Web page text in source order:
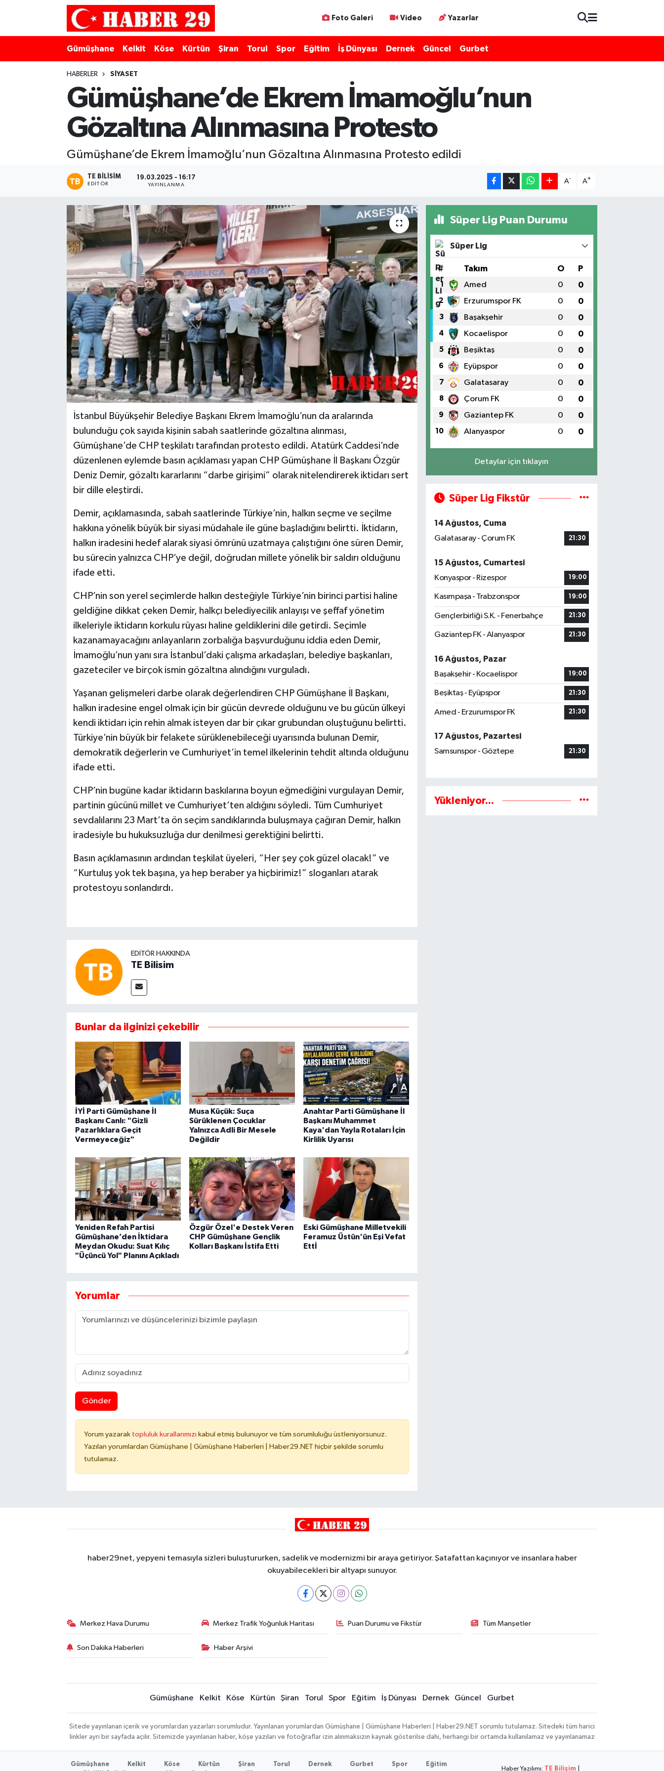
Foto Galeri Video Yazarlar
Gümüşhane Kelkit Köse Kürtün Şiran Torul Spor Eğitim İş Dünyası Dernek Güncel Gurbet
HABERLER SIYASET
Gümüşhane’de Ekrem İmamoğlu’nun
Gözaltına Alınmasına Protesto
Gümüşhane’de Ekrem İmamoğlu’nun Gözaltına Alınmasına Protesto edildi
TE BILISIM
EDITÖR
19.03.2025 - 16:17
YAYINLANMA
A- A+
İstanbul Büyükşehir Belediye Başkanı Ekrem İmamoğlu’nun da aralarında
bulunduğu çok sayıda kişinin sabah saatlerinde gözaltına alınması,
Gümüşhane’de CHP teşkilatı tarafından protesto edildi. Atatürk Caddesi’nde
düzenlenen eylemde basın açıklaması yapan CHP Gümüşhane İl Başkanı Özgür
Deniz Demir, gözaltı kararlarını “darbe girişimi” olarak nitelendirerek iktidarı sert
bir dille eleştirdi.
Demir, açıklamasında, sabah saatlerinde Türkiye’nin, halkın seçme ve seçilme
hakkına yönelik büyük bir siyasi müdahale ile güne başladığını belirtti. İktidarın,
halkın iradesini hedef alarak siyasi ömrünü uzatmaya çalıştığını öne süren Demir,
bu sürecin yalnızca CHP’ye değil, doğrudan millete yönelik bir saldırı olduğunu
ifade etti.
CHP’nin son yerel seçimlerde halkın desteğiyle Türkiye’nin birinci partisi haline
geldiğine dikkat çeken Demir, halkçı belediyecilik anlayışı ve şeffaf yönetim
ilkeleriyle iktidarın korkulu rüyası haline geldiklerini dile getirdi. Seçimle
kazanamayacağını anlayanların zorbalığa başvurduğunu iddia eden Demir,
İmamoğlu’nun yanı sıra İstanbul’daki çalışma arkadaşları, belediye başkanları,
gazeteciler ve birçok ismin gözaltına alındığını vurguladı.
Yaşanan gelişmeleri darbe olarak değerlendiren CHP Gümüşhane İl Başkanı,
halkın iradesine engel olmak için bir gücün devrede olduğunu ve bu gücün ülkeyi
kendi iktidarı için rehin almak isteyen dar bir çıkar grubundan oluştuğunu belirtti.
Türkiye’nin büyük bir felakete sürüklenebileceği uyarısında bulunan Demir,
demokratik değerlerin ve Cumhuriyet’in temel ilkelerinin tehdit altında olduğunu
ifade etti.
CHP’nin bugüne kadar iktidarın baskılarına boyun eğmediğini vurgulayan Demir,
partinin gücünü millet ve Cumhuriyet’ten aldığını söyledi. Tüm Cumhuriyet
sevdalılarını 23 Mart’ta ön seçim sandıklarında buluşmaya çağıran Demir, halkın
iradesiyle bu hukuksuzluğa dur denilmesi gerektiğini belirtti.
Basın açıklamasının ardından teşkilat üyeleri, “Her şey çok güzel olacak!” ve
“Kurtuluş yok tek başına, ya hep beraber ya hiçbirimiz!” sloganları atarak
protestoyu sonlandırdı.
EDITÖR HAKKINDA
TE Bilisim
Bunlar da ilginizi çekebilir
İYİ Parti Gümüşhane İl
Başkanı Canlı: "Gizli
Pazarlıklara Geçit
Vermeyeceğiz"
Musa Küçük: Suça
Sürüklenen Çocuklar
Yalnızca Adli Bir Mesele
Değildir
Anahtar Parti Gümüşhane İl
Başkanı Muhammet
Kaya'dan Yayla Rotaları İçin
Kirlilik Uyarısı
Yeniden Refah Partisi
Gümüşhane’den İktidara
Meydan Okudu: Suat Kılıç
"Üçüncü Yol" Planını Açıkladı
Özgür Özel'e Destek Veren
CHP Gümüşhane Gençlik
Kolları Başkanı İstifa Etti
Eski Gümüşhane Milletvekili
Feramuz Üstün'ün Eşi Vefat
Ettİ
Yorumlar
Gönder
Yorum yazarak topluluk kurallarımızı kabul etmiş bulunuyor ve tüm sorumluluğu üstleniyorsunuz.
Yazılan yorumlardan Gümüşhane | Gümüşhane Haberleri | Haber29.NET hiçbir şekilde sorumlu
tutulamaz.
Süper Lig Puan Durumu
Süper Lig
# Takım O P
1 Amed 0 0
2 Erzurumspor FK 0 0
3 Başakşehir 0 0
4 Kocaelispor 0 0
5 Beşiktaş 0 0
6 Eyüpspor 0 0
7 Galatasaray 0 0
8 Çorum FK 0 0
9 Gaziantep FK 0 0
10 Alanyaspor 0 0
Detaylar için tıklayın
Süper Lig Fikstür
14 Ağustos, Cuma
Galatasaray - Çorum FK
21:30
15 Ağustos, Cumartesi
Konyaspor - Rizespor
19:00
Kasımpaşa - Trabzonspor 19:00
Gençlerbirliği S.K. - Fenerbahçe 21:30
Gaziantep FK - Alanyaspor 21:30
16 Ağustos, Pazar
Başakşehir - Kocaelispor
19:00
Beşiktaş - Eyüpspor 21:30
Amed - Erzurumspor FK 21:30
17 Ağustos, Pazartesi
Samsunspor - Göztepe
21:30
Yükleniyor...
haber29net, yepyeni temasıyla sizleri buluştururken, sadelik ve modernizmi bir araya getiriyor. Şatafattan kaçınıyor ve insanlara haber
okuyabilecekleri bir altyapı sunuyor.
Merkez Hava Durumu Merkez Trafik Yoğunluk Haritası Puan Durumu ve Fikstür Tüm Manşetler
Son Dakika Haberleri Haber Arşivi
Gümüşhane Kelkit Köse Kürtün Şiran Torul Spor Eğitim İş Dünyası Dernek Güncel Gurbet
Sitede yayınlanan içerik ve yorumlardan yazarları sorumludur. Yayınlanan yorumlardan Gümüşhane | Gümüşhane Haberleri | Haber29.NET sorumlu tutulamaz. Sitedeki tüm harici
linkler ayrı bir sayfada açılır. Sitemizde yayınlanan haber, köşe yazıları ve fotoğraflar izin alınmaksızın kaynak gösterilse dahi, herhangi bir ortamda kullanılamaz ve yayınlanamaz
Gümüşhane Kelkit Köse Kürtün Şiran Torul Dernek Gurbet Spor
Eğitim
Haber Yazılımı: TE Bilişim
Merkez Hava Durumu
Merkez Trafik Yoğunluk Haritası
Süper Lig Puan Durumu ve Fikstür
Son Dakika Haberleri